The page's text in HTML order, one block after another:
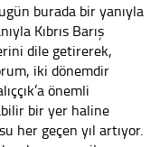
burada bir yanıyla
Kıbrıs Barış
dile getirerek,
iki dönemdir
önemli
bir yer haline
her geçen yıl artıyor.